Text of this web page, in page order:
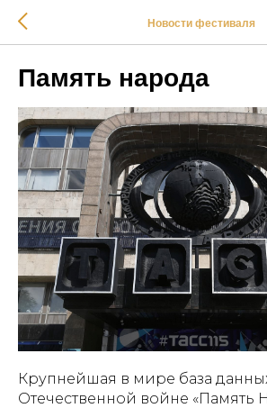
Новости фестиваля
Память народа
Крупнейшая в мире база
Отечественной войне «Память